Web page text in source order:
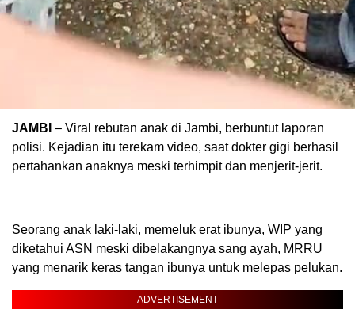
JAMBI – Viral rebutan anak di Jambi, berbuntut laporan
polisi. Kejadian itu terekam video, saat dokter gigi berhasil
pertahankan anaknya meski terhimpit dan menjerit-jerit.
Seorang anak laki-laki, memeluk erat ibunya, WIP yang
diketahui ASN meski dibelakangnya sang ayah, MRRU
yang menarik keras tangan ibunya untuk melepas pelukan.
ADVERTISEMENT